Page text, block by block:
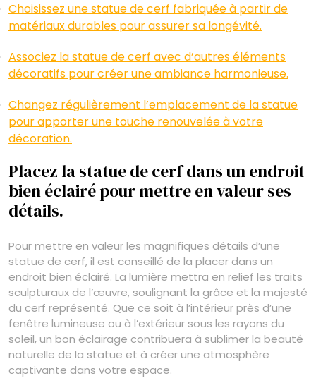
Choisissez une statue de cerf fabriquée à partir de
matériaux durables pour assurer sa longévité.
Associez la statue de cerf avec d’autres éléments
décoratifs pour créer une ambiance harmonieuse.
Changez régulièrement l’emplacement de la statue
pour apporter une touche renouvelée à votre
décoration.
Placez la statue de cerf dans un endroit
bien éclairé pour mettre en valeur ses
détails.
Pour mettre en valeur les magnifiques détails d’une
statue de cerf, il est conseillé de la placer dans un
endroit bien éclairé. La lumière mettra en relief les traits
sculpturaux de l’œuvre, soulignant la grâce et la majesté
du cerf représenté. Que ce soit à l’intérieur près d’une
fenêtre lumineuse ou à l’extérieur sous les rayons du
soleil, un bon éclairage contribuera à sublimer la beauté
naturelle de la statue et à créer une atmosphère
captivante dans votre espace.